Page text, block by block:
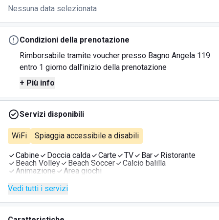
Nessuna data selezionata
Condizioni della prenotazione
Rimborsabile tramite voucher presso Bagno Angela 119
entro 1 giorno dall'inizio della prenotazione
+ Più info
Servizi disponibili
WiFi Spiaggia accessibile a disabili
Cabine Doccia calda Carte TV Bar
Ristorante
Beach Volley
Beach Soccer
Calcio balilla
Animazione
Area giochi
Vedi tutti i servizi